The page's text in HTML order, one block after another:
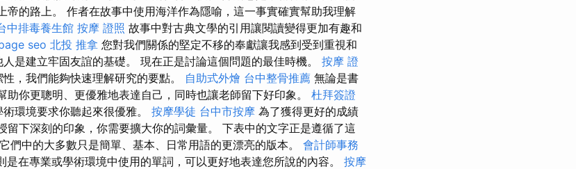
帝的路上。 作者在故事中使用海洋作為隱喻，這一事實確實幫助我理解
中排毒養生館 按摩 證照 故事中對古典文學的引用讓閱讀變得更加有趣和
seo 北投 推拿 您對我們關係的堅定不移的奉獻讓我感到受到重視和
是建立牢固友誼的基礎。 現在正是討論這個問題的最佳時機。 按摩 證
，我們能夠快速理解研究的要點。 自助式外燴 台中整骨推薦 無論是書
助你更聰明、更優雅地表達自己，同時也讓老師留下好印象。 杜拜簽證
術環境要求你聽起來很優雅。 按摩學徒 台中市按摩 為了獲得更好的成績
留下深刻的印象，你需要擴大你的詞​​彙量。 下表中的文字正是遵循了這
它們中的大多數只是簡單、基本、日常用語的更漂亮的版本。 會計師事務
是在專業或學術環境中使用的單詞，可以更好地表達您所說的內容。 按摩